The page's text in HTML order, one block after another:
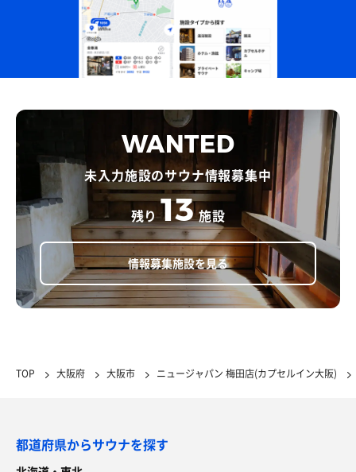
WANTED
未入力施設のサウナ情報募集中
残り 13 施設
情報募集施設を見る
TOP 大阪府 大阪市 ニュージャパン 梅田店(カプセルイン大阪)
都道府県からサウナを探す